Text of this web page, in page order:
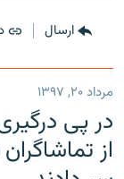
ارسال
مرداد ۲۰, ۱۳۹۷
در پی
از